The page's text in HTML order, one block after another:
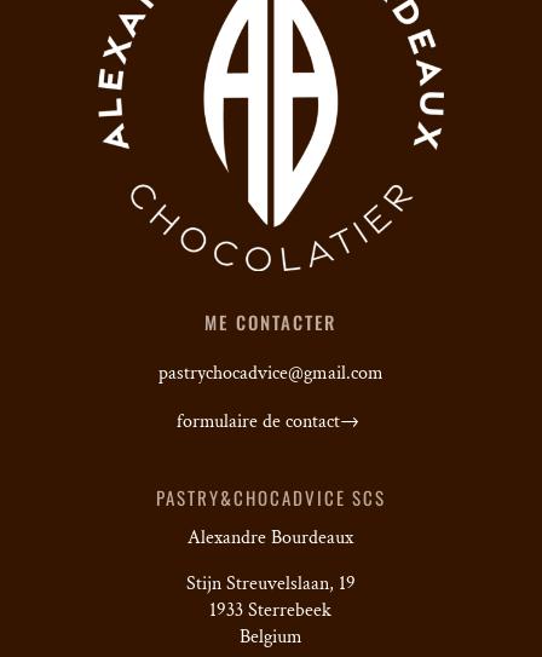
ME CONTACTER
pastrychocadvice@gmail.com
formulaire de contact→
PASTRY&CHOCADVICE SCS
Alexandre Bourdeaux
Stijn Streuvelslaan, 19
1933 Sterrebeek
Belgium